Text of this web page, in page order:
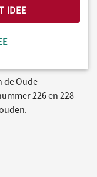
IDEE
de Oude
226 en 228